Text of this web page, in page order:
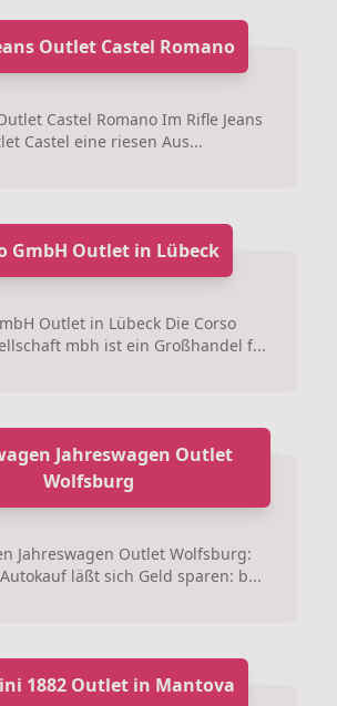
Outlet Castel Romano
Castel Romano Im Rifle Jeans
Castel eine riesen Aus...
GmbH Outlet in Lübeck
Outlet in Lübeck Die Corso
mbh ist ein Großhandel f...
Jahreswagen Outlet
Wolfsburg
Jahreswagen Outlet Wolfsburg:
läßt sich Geld sparen: b...
1882 Outlet in Mantova